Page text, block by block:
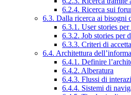
6.2.4. Ricerca sui
6.3. Dalla ricerca ai bisogni
6.3.1. User stories
6.3.2. Job stories per
6.3.3. Criteri di
6.4. Architettura
6.4.1. Definire
6.4.2. Alberatura
6.4.3. Flussi di
6.4.4. Sistemi di